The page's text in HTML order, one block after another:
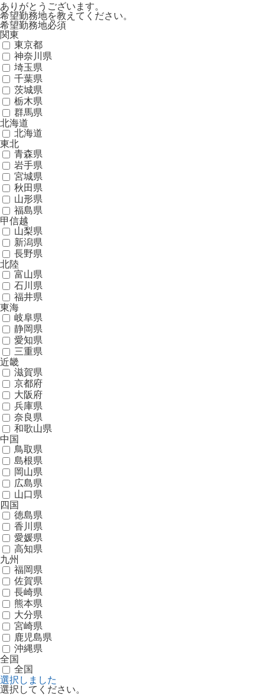
ありがとうございます。
希望勤務地を教えてください。
希望勤務地必須
関東
東京都
神奈川県
埼玉県
千葉県
茨城県
栃木県
群馬県
北海道
北海道
東北
青森県
岩手県
宮城県
秋田県
山形県
福島県
甲信越
山梨県
新潟県
長野県
北陸
富山県
石川県
福井県
東海
岐阜県
静岡県
愛知県
三重県
近畿
滋賀県
京都府
大阪府
兵庫県
奈良県
和歌山県
中国
鳥取県
島根県
岡山県
広島県
山口県
四国
徳島県
香川県
愛媛県
高知県
九州
福岡県
佐賀県
長崎県
熊本県
大分県
宮崎県
鹿児島県
沖縄県
全国
全国
選択しました
選択してください。